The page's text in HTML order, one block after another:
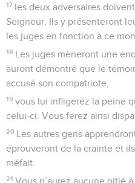
17 les deux adversaires
Seigneur. Ils y présenteront
les juges en fonction à ce
18 Les juges mèneront une
auront démontré que le
accusé son compatriote,
19 vous lui infligerez la peine
celui-ci. Vous ferez ainsi
20 Les autres gens
éprouveront de la crainte et
méfait.
21 Vous n’aurez aucune pitié